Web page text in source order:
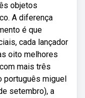
objetos
A diferença
é que
cada lançador
oito melhores
mais três
português miguel
setembro), a